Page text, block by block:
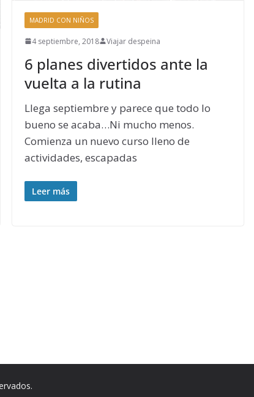
MADRID CON NIÑOS
4 septiembre, 2018 Viajar despeina
6 planes divertidos ante la
vuelta a la rutina
Llega septiembre y parece que todo lo
bueno se acaba…Ni mucho menos.
Comienza un nuevo curso lleno de
actividades, escapadas
Leer más